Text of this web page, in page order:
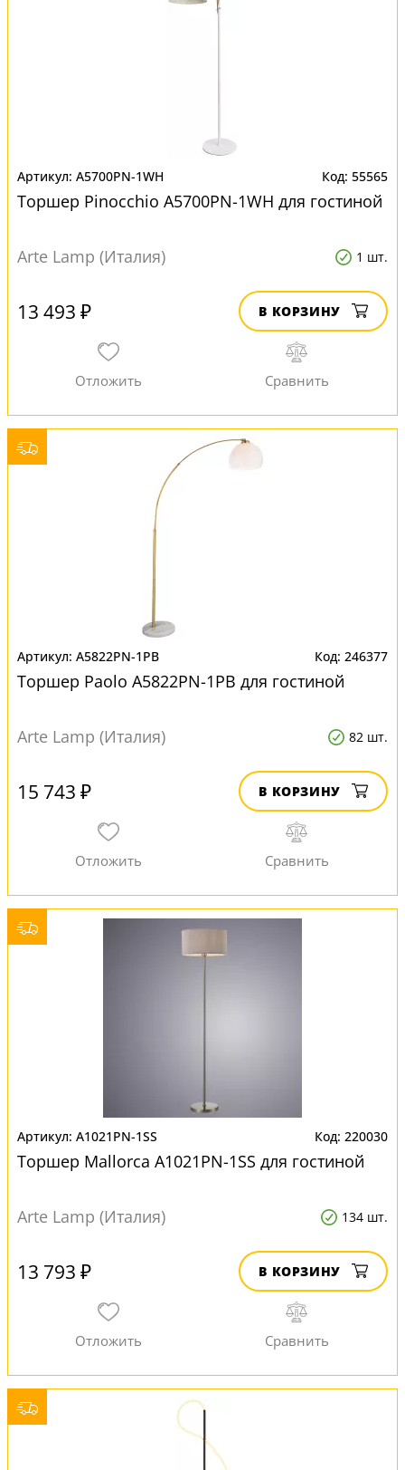
A5700PN-1WH 55565
Торшер Pinocchio A5700PN-1WH для гостиной
Arte Lamp (Италия) 1 шт.
13 493 ₽ В КОРЗИНУ
A5822PN-1PB 246377
Торшер Paolo A5822PN-1PB для гостиной
Arte Lamp (Италия) 82 шт.
15 743 ₽ В КОРЗИНУ
A1021PN-1SS 220030
Торшер Mallorca A1021PN-1SS для гостиной
Arte Lamp (Италия) 134 шт.
13 793 ₽ В КОРЗИНУ